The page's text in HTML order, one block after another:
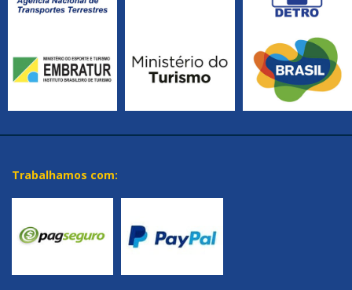
Trabalhamos com: